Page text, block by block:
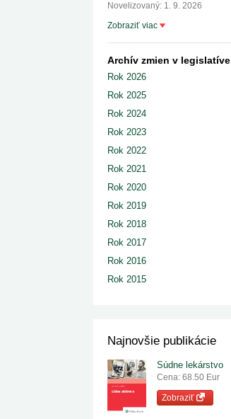
Novelizovaný: 1. 9. 2026
Zobraziť viac
Archív zmien v legislatíve
Rok 2026
Rok 2025
Rok 2024
Rok 2023
Rok 2022
Rok 2021
Rok 2020
Rok 2019
Rok 2018
Rok 2017
Rok 2016
Rok 2015
Najnovšie publikácie
Súdne lekárstvo
Cena: 68.50 Eur
Zobraziť